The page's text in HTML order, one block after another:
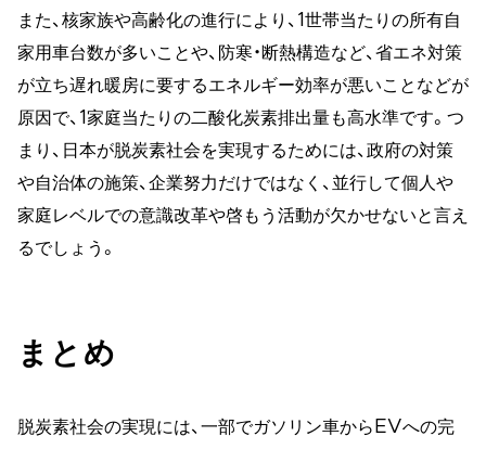
また、核家族や高齢化の進行により、1世帯当たりの所有自
家用車台数が多いことや、防寒・断熱構造など、省エネ対策
が立ち遅れ暖房に要するエネルギー効率が悪いことなどが
原因で、1家庭当たりの二酸化炭素排出量も高水準です。つ
まり、日本が脱炭素社会を実現するためには、政府の対策
や自治体の施策、企業努力だけではなく、並行して個人や
家庭レベルでの意識改革や啓もう活動が欠かせないと言え
るでしょう。
まとめ
脱炭素社会の実現には、一部でガソリン車からEVへの完